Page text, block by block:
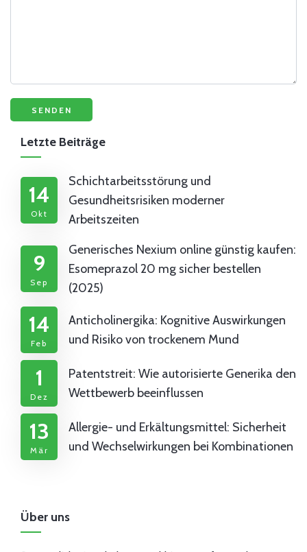
Letzte Beiträge
14
Okt
Schichtarbeitsstörung und
Gesundheitsrisiken moderner
Arbeitszeiten
9
Sep
Generisches Nexium online günstig kaufen:
Esomeprazol 20 mg sicher bestellen
(2025)
14
Feb
Anticholinergika: Kognitive Auswirkungen
und Risiko von trockenem Mund
1
Dez
Patentstreit: Wie autorisierte Generika den
Wettbewerb beeinflussen
13
Mär
Allergie- und Erkältungsmittel: Sicherheit
und Wechselwirkungen bei Kombinationen
Über uns